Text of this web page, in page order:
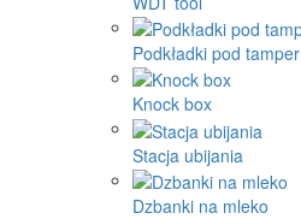
Podkładki pod tamper
Knock box
Stacja ubijania
Dzbanki na mleko